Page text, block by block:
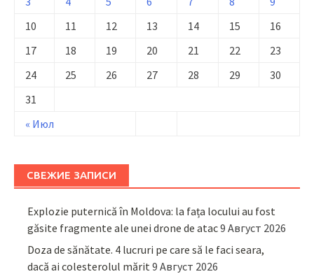
« Июл
10
11 12 13 14 15
16
17
18 19 20 21 22
23
24
25 26 27 28 29
30
31
СВЕЖИЕ ЗАПИСИ
Explozie puternică în Moldova: la fața locului au fost
găsite fragmente ale unei drone de atac9 Август 2026
Doza de sănătate. 4 lucruri pe care să le faci seara,
dacă ai colesterolul mărit 9 Август 2026